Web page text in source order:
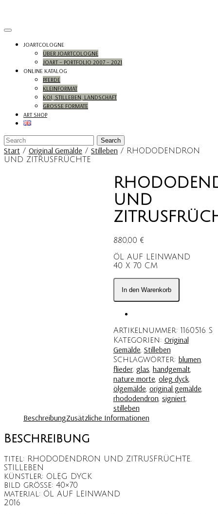
content
Open
JOARTCOLOGNE
ÜBER JOARTCOLOGNE
JOART – PORTFOLIO 2007 – 2021
ONLINE KATALOG
PFERDE
KLEINFORMAT
KOI, STILLEBEN, LANDSCHAFT
GROSSE FORMATE
ART SHOP
Close
Menu
Search
for:
Start / Original Gemälde / Stilleben / RHODODENDRON
UND ZITRUSFRÜCHTE
UND
880,00 €
ÖL AUF LEINWAND
40 X 70 CM
RHODODENDRON
UND
ZITRUSFRÜCHTE
In den Warenkorb
Artikelnummer: 1160516 S
Kategorien: Original
Gemälde, Stilleben
Schlagwörter: blumen,
flieder, glas, handgemalt,
nature morte, oleg dyck,
ölgemälde, original gemälde,
rhododendron, signiert,
stilleben
BeschreibungZusätzliche Informationen
Beschreibung
titel: RHODODENDRON UND ZITRUSFRÜCHTE.
STILLEBEN
künstler: OLEG DYCK
bild grösse: 40×70
material: ÖL AUF LEINWAND
2016